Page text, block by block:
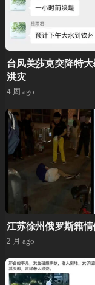
台风美莎克突降特
洪灾
4 周 ago
江苏徐州俄罗斯籍
2 月 ago